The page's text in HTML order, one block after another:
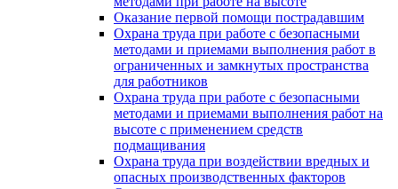
Оказание первой помощи пострадавшим
Охрана труда при работе с безопасными
методами и приемами выполнения работ в
ограниченных и замкнутых пространства
для работников
Охрана труда при работе с безопасными
методами и приемами выполнения работ на
высоте с применением средств
подмащивания
Охрана труда при воздействии вредных и
опасных производственных факторов